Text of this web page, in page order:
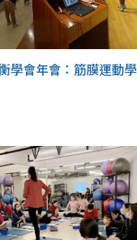
學會年會：筋膜運動學